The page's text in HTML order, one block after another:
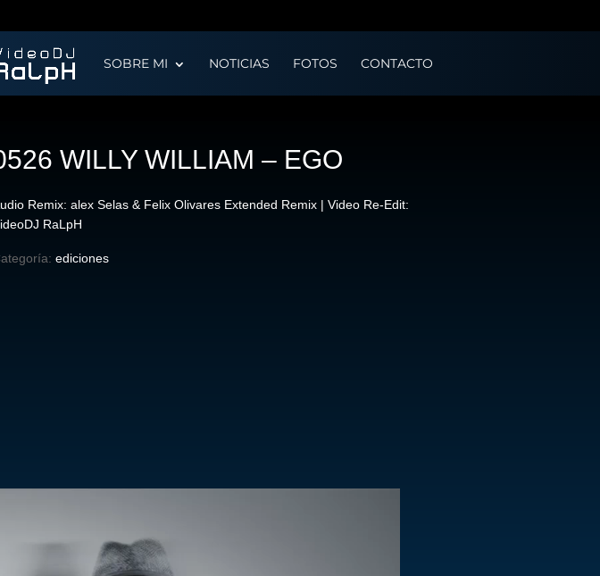
SOBRE MI NOTICIAS FOTOS CONTACTO
WILLY WILLIAM – EGO
Remix: alex Selas & Felix Olivares Extended Remix | Video Re-Edit:
RaLpH
ediciones